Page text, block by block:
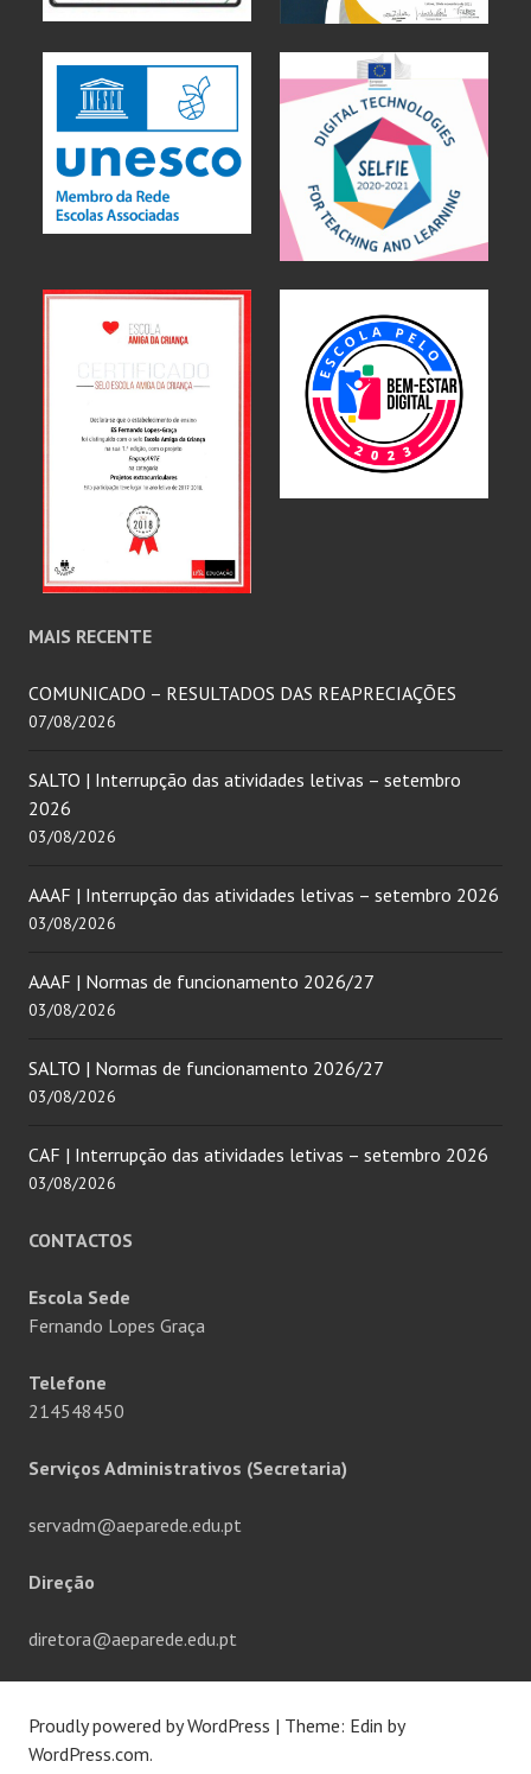
MAIS RECENTE
COMUNICADO – RESULTADOS DAS REAPRECIAÇÕES
07/08/2026
SALTO | Interrupção das atividades letivas – setembro
2026
03/08/2026
AAAF | Interrupção das atividades letivas – setembro 2026
03/08/2026
AAAF | Normas de funcionamento 2026/27
03/08/2026
SALTO | Normas de funcionamento 2026/27
03/08/2026
CAF | Interrupção das atividades letivas – setembro 2026
03/08/2026
CONTACTOS
Escola Sede
Fernando Lopes Graça
Telefone
214548450
Serviços Administrativos (Secretaria)
servadm@aeparede.edu.pt
Direção
diretora@aeparede.edu.pt
Proudly powered by WordPress | Theme: Edin by
WordPress.com.